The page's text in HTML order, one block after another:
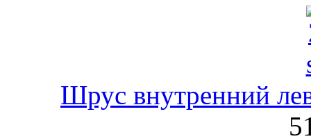
Шрус внутренний